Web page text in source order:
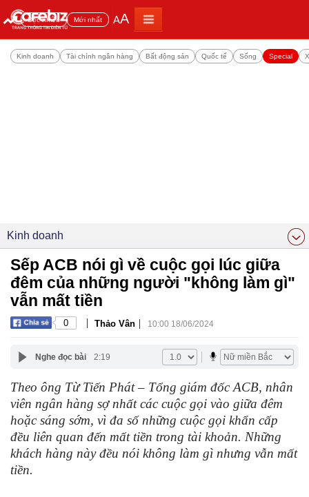
Đọc nhiều Mới nhất AA
Kinh doanh Tài chính ngân hàng Bất động sản Quốc tế Sống Special
Kinh doanh
Sếp ACB nói gì về cuộc gọi lúc giữa
đêm của những người "không làm gì"
vẫn mất tiền
0 | Thảo Vân | 10:00 18/06/2024
Nghe đọc bài 2:19
Theo ông Từ Tiến Phát – Tổng giám đốc ACB, nhân
viên ngân hàng sợ nhất các cuộc gọi vào giữa đêm
hoặc sáng sớm, vì đa số những cuộc gọi khẩn cấp
đều liên quan đến mất tiền trong tài khoản. Những
khách hàng này đều nói không làm gì nhưng vẫn mất
tiền.